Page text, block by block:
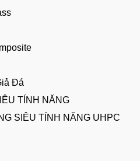
Đá
TÍNH NĂNG
SIÊU TÍNH NĂNG UHPC